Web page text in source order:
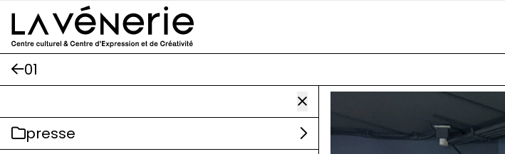
Aller au contenu principal
01
presse